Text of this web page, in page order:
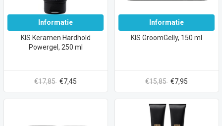
Informatie
KIS Keramen Hardhold
Powergel, 250 ml
€17,85 €7,45
Informatie
KIS GroomGelly, 150 ml
€15,85 €7,95